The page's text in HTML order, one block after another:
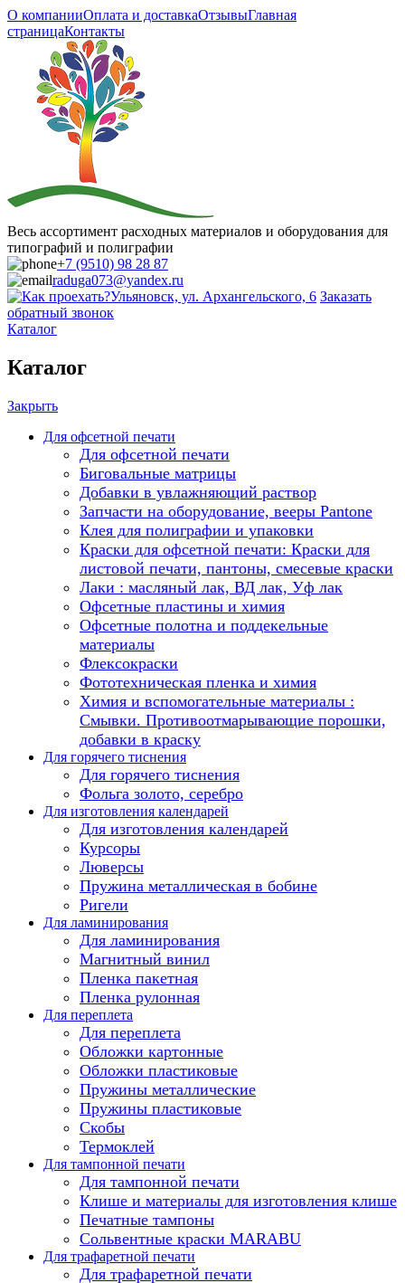
О компанииОплата и доставкаОтзывыГлавная
страницаКонтакты
Весь ассортимент расходных материалов и оборудования для
типографий и полиграфии
+7 (9510) 98 28 87
raduga073@yandex.ru
Ульяновск, ул. Архангельского, 6 Заказать
обратный звонок
Каталог
Каталог
Закрыть
Для офсетной печати
Для офсетной печати
Биговальные матрицы
Добавки в увлажняющий раствор
Запчасти на оборудование, вееры Pantone
Клея для полиграфии и упаковки
Краски для офсетной печати: Краски для
листовой печати, пантоны, смесевые краски
Лаки : масляный лак, ВД лак, Уф лак
Офсетные пластины и химия
Офсетные полотна и поддекельные
материалы
Флексокраски
Фототехническая пленка и химия
Химия и вспомогательные материалы :
Смывки. Противоотмарывающие порошки,
добавки в краску
Для горячего тиснения
Для горячего тиснения
Фольга золото, серебро
Для изготовления календарей
Для изготовления календарей
Курсоры
Люверсы
Пружина металлическая в бобине
Ригели
Для ламинирования
Для ламинирования
Магнитный винил
Пленка пакетная
Пленка рулонная
Для переплета
Для переплета
Обложки картонные
Обложки пластиковые
Пружины металлические
Пружины пластиковые
Скобы
Термоклей
Для тампонной печати
Для тампонной печати
Клише и материалы для изготовления клише
Печатные тампоны
Сольвентные краски MARABU
Для трафаретной печати
Для трафаретной печати